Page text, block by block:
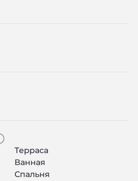
Терраса
Ванная
Спальня